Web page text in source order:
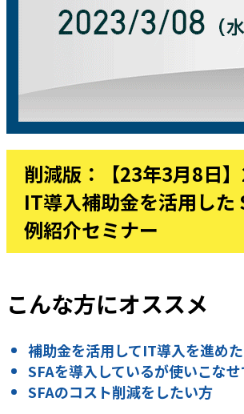
削減版：【23年3月8日
IT導入補助金を活用した
例紹介セミナー
こんな方にオススメ
補助金を活用してIT導入を進め
SFAを導入しているが使いこな
SFAのコスト削減をしたい方